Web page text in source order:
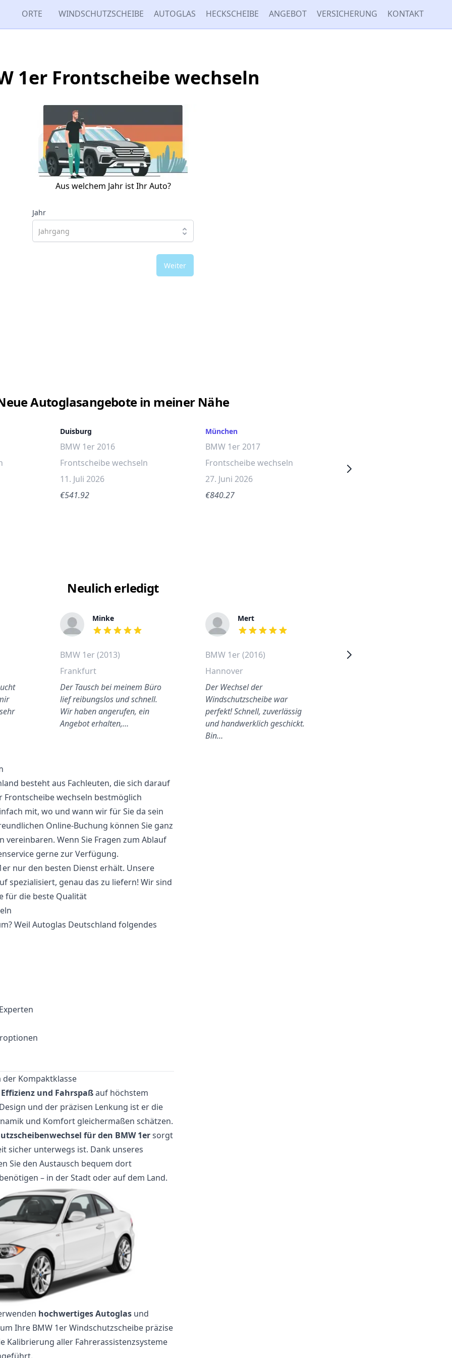
ORTE WINDSCHUTZSCHEIBE AUTOGLAS HECKSCHEIBE ANGEBOT VERSICHERUNG KONTAKT
1er Frontscheibe wechseln
Aus welchem Jahr ist Ihr Auto?
Jahr
Weiter
Autoglasangebote in meiner Nähe
Duisburg
BMW 1er 2016
Frontscheibe wechseln
11. Juli 2026
€541.92
München
BMW 1er 2017
Frontscheibe wechseln
27. Juni 2026
€840.27
Neulich erledigt
Minke
out of 5 stars
BMW 1er (2013)
Frankfurt
Der Tausch bei meinem Büro
lief reibungslos und schnell.
Wir haben angerufen, ein
Angebot erhalten,…
Mert
out of 5 stars
BMW 1er (2016)
Hannover
Der Wechsel der
Windschutzscheibe war
perfekt! Schnell, zuverlässig
und handwerklich geschickt.
Bin…
BMW 1er (2014)
besteht aus Fachleuten, die sich darauf
Frontscheibe wechseln bestmöglich
mit, wo und wann wir für Sie da sein
Online-Buchung können Sie ganz
vereinbaren. Wenn Sie Fragen zum Ablauf
gerne zur Verfügung.
nur den besten Dienst erhält. Unsere
spezialisiert, genau das zu liefern! Wir sind
für die beste Qualität
Weil Autoglas Deutschland folgendes
der Kompaktklasse
und Fahrspaßauf höchstem
und der präzisen Lenkung ist er die
und Komfort gleichermaßen schätzen.
für den BMW 1ersorgt
sicher unterwegs ist. Dank unseres
Sie den Austausch bequem dort
– in der Stadt oder auf dem Land.
hochwertiges Autoglas und
Ihre BMW 1er Windschutzscheibe präzise
Kalibrierung aller Fahrerassistenzsysteme